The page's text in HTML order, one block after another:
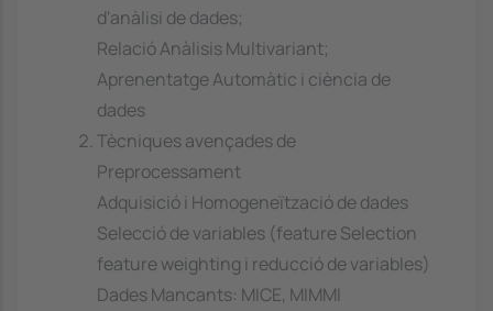
d'anàlisi de dades;
Relació Anàlisis Multivariant;
Aprenentatge Automàtic i ciència de
dades
Tècniques avençades de
Preprocessament
Adquisició i Homogeneïtzació de dades
Selecció de variables (feature Selection
feature weighting i reducció de variables)
Dades Mancants: MICE, MIMMI